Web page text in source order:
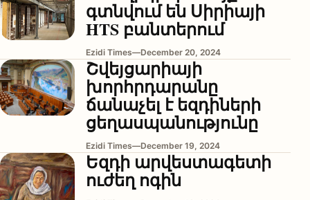
գտնվում են Սիրիայի
HTS բանտերում
Ezidi Times—December 20, 2024
Շվեյցարիայի
խորհրդարանը
ճանաչել է եզդիների
ցեղասպանությունը
Ezidi Times—December 19, 2024
Եզդի արվեստագետի
ուժեղ ոգին